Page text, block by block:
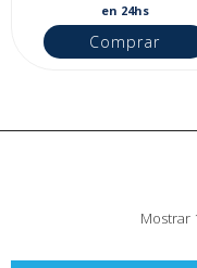
en 24hs
Comprar
Mostrar